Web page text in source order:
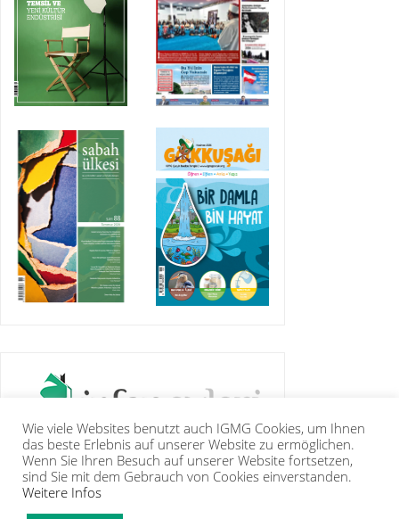
IGMG PRESSE
MITGLIEDSCHAFT
Wie viele Websites benutzt auch IGMG Cookies, um Ihnen
das beste Erlebnis auf unserer Website zu ermöglichen.
Wenn Sie Ihren Besuch auf unserer Website fortsetzen,
sind Sie mit dem Gebrauch von Cookies einverstanden.
Weitere Infos